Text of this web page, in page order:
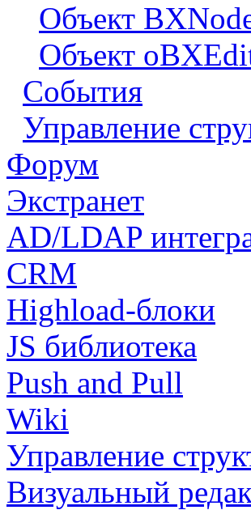
Объект
Объект
События
Управление
Форум
Экстранет
AD/LDAP
CRM
Highload-блоки
JS библиотека
Push and Pull
Wiki
Управление
Визуальный